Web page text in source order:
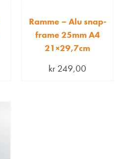
Ramme – Alu snap-
frame 25mm A4
21×29,7cm
kr 249,00